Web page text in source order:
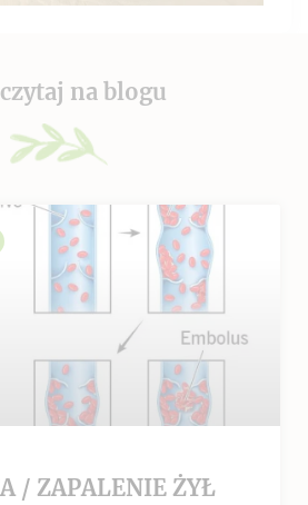
na blogu
/ ZAPALENIE ŻYŁ